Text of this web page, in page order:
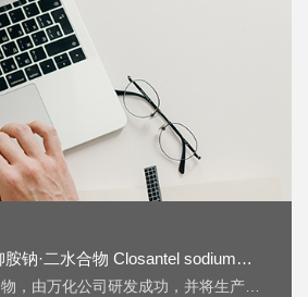
钠·二水合物 Closantel sodium
0] 上线
，由万化公司研发成功，并将生产技